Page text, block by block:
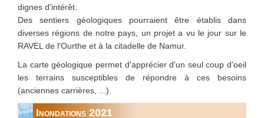
dignes d'intérêt.
Des sentiers géologiques pourraient être établis dans
diverses régions de notre pays, un projet a vu le jour sur le
RAVEL de l'Ourthe et à la citadelle de Namur.
La carte géologique permet d'apprécier d'un seul coup d'oeil
les terrains susceptibles de répondre à ces besoins
(anciennes carrières, ...).
Inondations 2021